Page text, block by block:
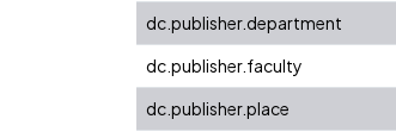
dc.publisher.department
dc.publisher.faculty
dc.publisher.place